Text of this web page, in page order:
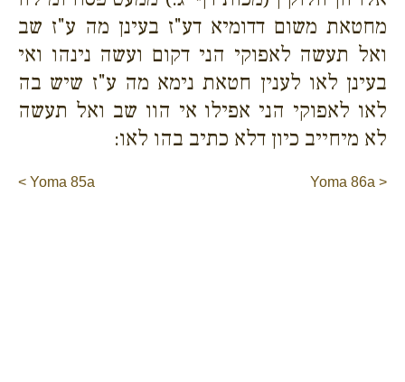
מחטאת משום דדומיא דע"ז בעינן מה ע"ז שב
ואל תעשה לאפוקי הני דקום ועשה נינהו ואי
בעינן לאו לענין חטאת נימא מה ע"ז שיש בה
לאו לאפוקי הני אפילו אי הוו שב ואל תעשה
לא מיחייב כיון דלא כתיב בהו לאו:
< Yoma 85a Yoma 86a >